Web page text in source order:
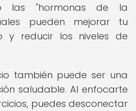
las "hormonas de la
pueden mejorar tu
y reducir los niveles de
también puede ser una
saludable. Al enfocarte
puedes desconectar